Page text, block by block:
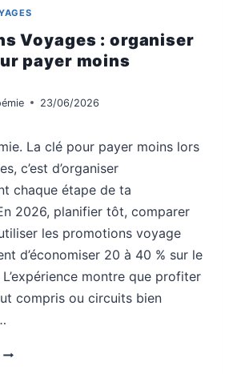
Voyages : organiser
payer moins
23/06/2026
La clé pour payer moins lors
c’est d’organiser
chaque étape de ta
2026, planifier tôt, comparer
les promotions voyage
d’économiser 20 à 40 % sur le
montre que profiter
compris ou circuits bien
BONS